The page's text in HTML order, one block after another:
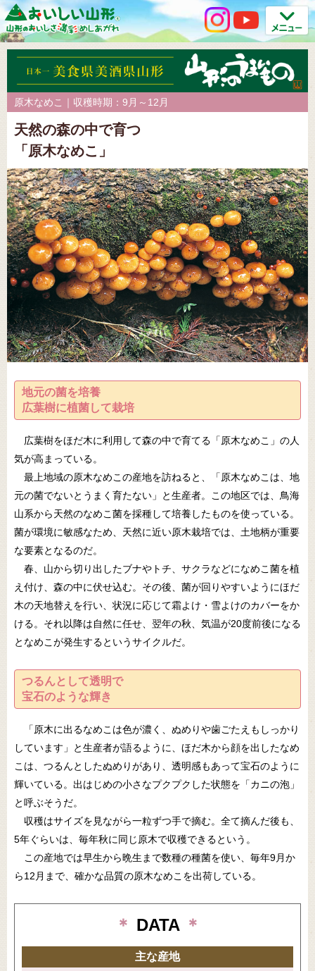
原木なめこ｜収穫時期：9月～12月
天然の森の中で育つ
「原木なめこ」
地元の菌を培養
広葉樹に植菌して栽培
広葉樹をほだ木に利用して森の中で育てる「原木なめこ」の人
気が高まっている。
最上地域の原木なめこの産地を訪ねると、「原木なめこは、地
元の菌でないとうまく育たない」と生産者。この地区では、鳥海
山系から天然のなめこ菌を採種して培養したものを使っている。
菌が環境に敏感なため、天然に近い原木栽培では、土地柄が重要
な要素となるのだ。
春、山から切り出したブナやトチ、サクラなどになめこ菌を植
え付け、森の中に伏せ込む。その後、菌が回りやすいようにほだ
木の天地替えを行い、状況に応じて霜よけ・雪よけのカバーをか
ける。それ以降は自然に任せ、翌年の秋、気温が20度前後になる
となめこが発生するというサイクルだ。
つるんとして透明で
宝石のような輝き
「原木に出るなめこは色が濃く、ぬめりや歯ごたえもしっかり
しています」と生産者が語るように、ほだ木から顔を出したなめ
こは、つるんとしたぬめりがあり、透明感もあって宝石のように
輝いている。出はじめの小さなプクプクした状態を「カニの泡」
と呼ぶそうだ。
収穫はサイズを見ながら一粒ずつ手で摘む。全て摘んだ後も、
5年ぐらいは、毎年秋に同じ原木で収穫できるという。
この産地では早生から晩生まで数種の種菌を使い、毎年9月か
ら12月まで、確かな品質の原木なめこを出荷している。
＊ DATA ＊
主な産地